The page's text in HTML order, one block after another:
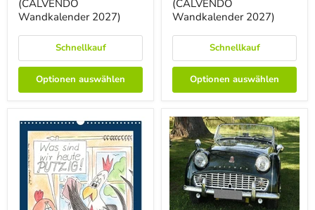
Ostsee
(CALVENDO
Wandkalender
(CALVENDO
Wandkalender 2027)
Schnellkauf
Optionen auswählen
Wandkalender
2027)
(CALVENDO
Wandkalender 2027)
Schnellkauf
Optionen auswählen